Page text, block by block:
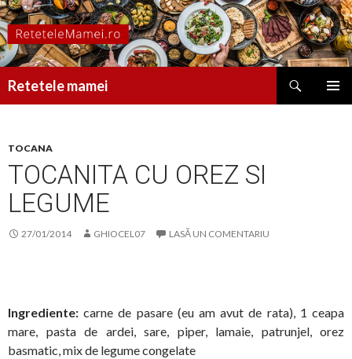
Retetele mamei
TOCANA
TOCANITA CU OREZ SI
LEGUME
27/01/2014 GHIOCEL07 LASĂ UN COMENTARIU
Ingrediente: carne de pasare (eu am avut de rata), 1 ceapa
mare, pasta de ardei, sare, piper, lamaie, patrunjel, orez
basmatic, mix de legume congelate